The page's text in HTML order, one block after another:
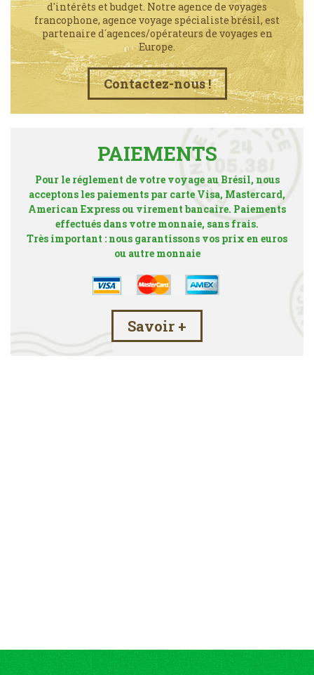
d'intérêts et budget. Notre agence de voyages
francophone, agence voyage spécialiste brésil, est
partenaire d´agences/opérateurs de voyages en
Europe.
Contactez-nous !
PAIEMENTS
Pour le réglement de votre voyage au Brésil, nous
acceptons les paiements par carte Visa, Mastercard,
American Express ou virement bancaire. Paiements
effectués dans votre monnaie, sans frais.
Très important : nous garantissons vos prix en euros
ou autre monnaie
Savoir +